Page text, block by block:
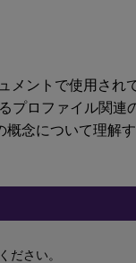
メントで使用され
プロファイル関連
念について理解す
ださい。